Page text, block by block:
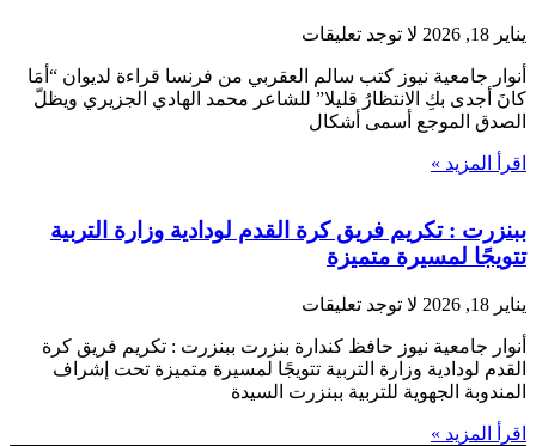
يناير 18, 2026 لا توجد تعليقات
أنوار جامعية نيوز كتب سالم العقربي من فرنسا قراءة لديوان “أمَا
كانَ أجدى بكِ الانتظارُ قليلا” للشاعر محمد الهادي الجزيري ويظلّ
الصدق الموجع أسمى أشكال
اقرأ المزيد »
ببنزرت : تكريم فريق كرة القدم لودادية وزارة التربية
تتويجًا لمسيرة متميزة
يناير 18, 2026 لا توجد تعليقات
أنوار جامعية نيوز حافظ كندارة بنزرت ببنزرت : تكريم فريق كرة
القدم لودادية وزارة التربية تتويجًا لمسيرة متميزة تحت إشراف
المندوبة الجهوية للتربية ببنزرت السيدة
اقرأ المزيد »